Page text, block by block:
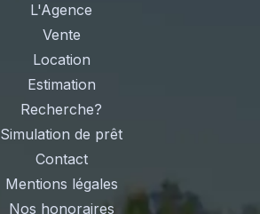
L'Agence
Vente
Location
Estimation
Recherche?
Simulation de prêt
Contact
Mentions légales
Nos honoraires